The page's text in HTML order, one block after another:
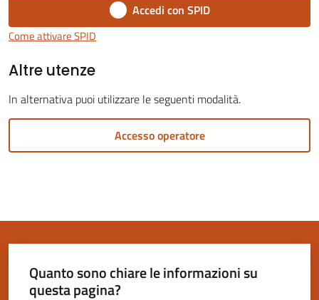
Servizi
line
Tutti
Accedi con SPID
Come attivare SPID
Altre utenze
In alternativa puoi utilizzare le seguenti modalità.
Accesso operatore
Quanto sono chiare le informazioni su
questa pagina?